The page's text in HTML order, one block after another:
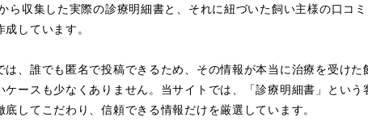
ら収集した実際の診療明細書と、それに紐づいた飼い主様の口コミ
しています。
、誰でも匿名で投稿できるため、その情報が本当に治療を受けた
ースも少なくありません。当サイトでは、「診療明細書」という
してこだわり、信頼できる情報だけを厳選しています。